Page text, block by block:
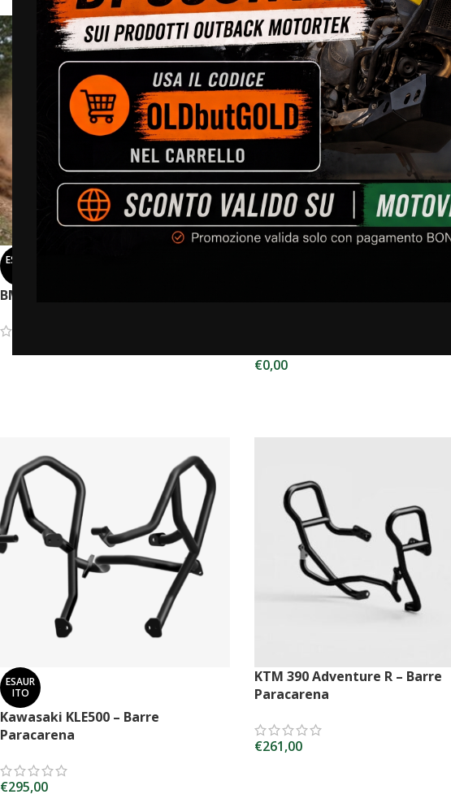
ESAUR
BMW F 450 GS – Barre Paracarena
LEGGI TUTTO
€0,00
ESAUR
ITO
Kawasaki KLE500 – Barre
Paracarena
€295,00
KTM 390 Adventure R – Barre
Paracarena
€261,00